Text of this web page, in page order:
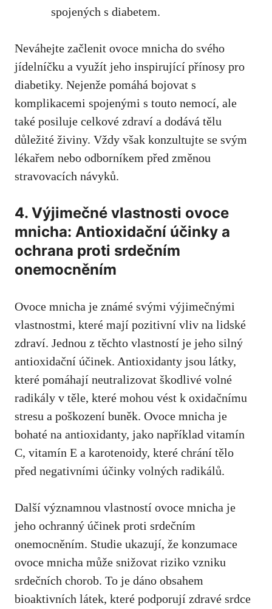
spojených ⁤s diabetem.
Neváhejte začlenit ovoce mnicha do svého
jídelníčku ⁣a využít jeho inspirující přínosy pro
diabetiky. ‍Nejenže pomáhá bojovat s
komplikacemi​ spojenými s touto nemocí, ale
také posiluje celkové‌ zdraví a dodává ‌tělu
důležité živiny.⁤ Vždy však konzultujte se svým
lékařem nebo odborníkem před změnou
stravovacích ‍návyků.
4. Výjimečné⁣ vlastnosti ovoce
mnicha: Antioxidační⁢ účinky a
ochrana proti⁤ srdečním
onemocněním
Ovoce mnicha je známé svými výjimečnými
vlastnostmi, které mají pozitivní vliv na ⁢lidské
zdraví. Jednou z těchto vlastností je jeho silný
antioxidační účinek.​ Antioxidanty jsou látky,
které pomáhají neutralizovat škodlivé ​volné
⁤radikály v těle,‍ které mohou vést‍ k​ oxidačnímu
stresu a poškození buněk. Ovoce mnicha je
bohaté na antioxidanty, jako například vitamín
C, vitamín ​E a karotenoidy,‍ které chrání tělo
před negativními účinky volných radikálů.
Další významnou vlastností ovoce mnicha je
jeho ochranný účinek ‌proti srdečním
onemocněním. Studie ​ukazují, že⁤ konzumace
ovoce mnicha může​ snižovat riziko vzniku
srdečních chorob. To je dáno obsahem
bioaktivních látek, které podporují ‍zdravé srdce